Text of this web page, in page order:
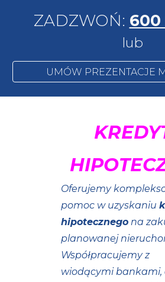
ZADZWOŃ: 600
lub
UMÓW PREZENTACJE
Oferujemy
pomoc w uzyskaniu
hipotecznegona
planowanej
Współpracujemy z
wiodącymi bankami,